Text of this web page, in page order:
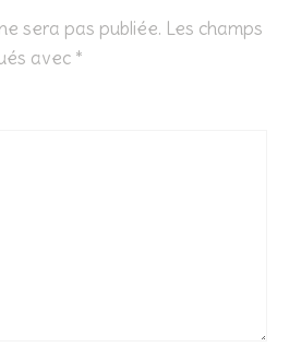
sera pas publiée. Les champs
avec *